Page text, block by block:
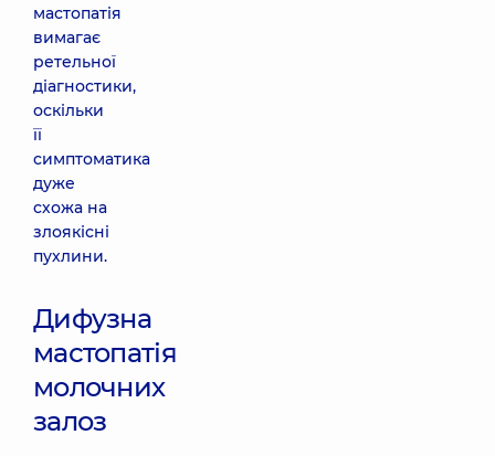
мастопатія
вимагає
ретельної
діагностики,
оскільки
її
симптоматика
дуже
схожа на
злоякісні
пухлини.
Дифузна
мастопатія
молочних
залоз